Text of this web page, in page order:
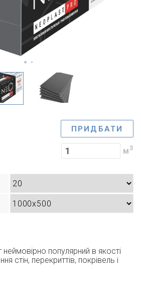
ПРИДБАТИ
м 3
неймовірно популярний в якості
стін, перекриттів, покрівель і